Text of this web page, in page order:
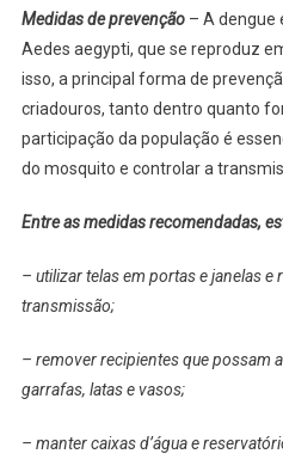
Medidas de prevenção– A dengue
Aedes aegypti, que se reproduz
isso, a principal forma de
criadouros, tanto dentro quanto
participação da população é
do mosquito e controlar a
Entre as medidas recomendadas,
– utilizar telas em portas e janelas e
transmissão;
– remover recipientes que possam
garrafas, latas e vasos;
– manter caixas d’água e